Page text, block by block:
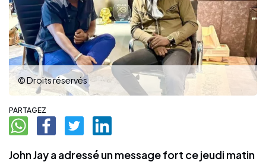
© Droits réservés
PARTAGEZ
John Jay a adressé un message fort ce jeudi matin